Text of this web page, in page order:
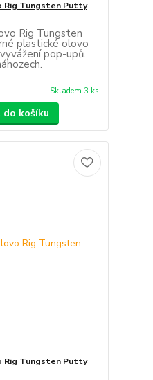
Rig Tungsten Putty
Rig Tungsten
plastické olovo
pop-upů.
Skladem 3 ks
do košíku
Rig Tungsten Putty